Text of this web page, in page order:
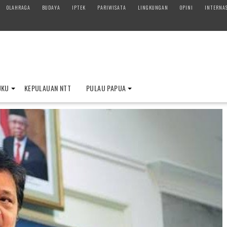
OLAHRAGA BUDAYA IPTEK PARIWISATA LINGKUNGAN OPINI
KEPULAUAN NTT PULAU PAPUA